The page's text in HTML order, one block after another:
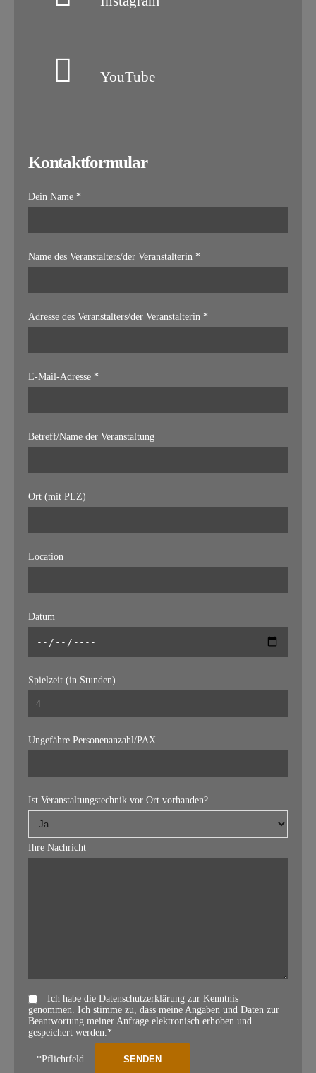
YouTube
Kontaktformular
Dein Name *
Name des Veranstalters/der Veranstalterin *
Adresse des Veranstalters/der Veranstalterin *
E-Mail-Adresse *
Betreff/Name der Veranstaltung
Ort (mit PLZ)
Location
Datum
Spielzeit (in Stunden)
Ungefähre Personenanzahl/PAX
Ist Veranstaltungstechnik vor Ort vorhanden?
Ihre Nachricht
Ich habe die Datenschutzerklärung zur Kenntnis
genommen. Ich stimme zu, dass meine Angaben und Daten zur
Beantwortung meiner Anfrage elektronisch erhoben und
gespeichert werden.*
*Pflichtfeld